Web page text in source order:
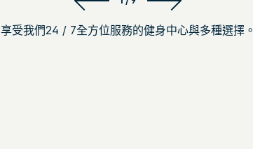
享受我們24 / 7全方位服務的健身中心與多種選擇。